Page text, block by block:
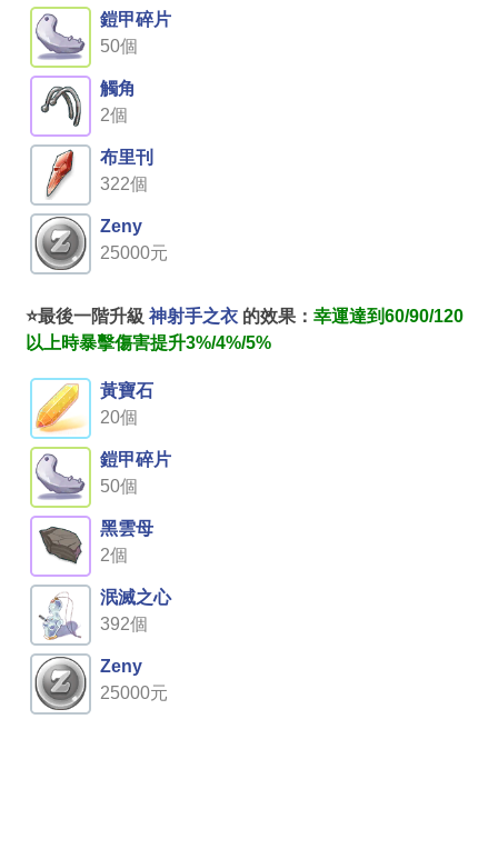
鎧甲碎片
50個
觸角
2個
布里刊
322個
Zeny
25000元
⭐最後一階升級 神射手之衣 的效果： 幸運達到60/90/120
以上時暴擊傷害提升3%/4%/5%
黃寶石
20個
鎧甲碎片
50個
黑雲母
2個
泯滅之心
392個
Zeny
25000元